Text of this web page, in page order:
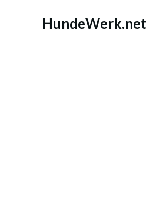
HundeWerk.net